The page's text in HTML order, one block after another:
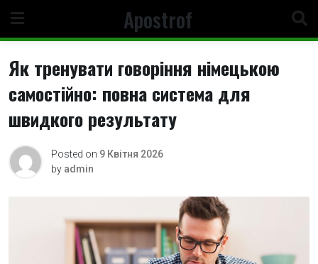
content
Apostrof
Як тренувати говоріння німецькою
самостійно: повна система для
швидкого результату
Posted on 9 Квітня 2026
by admin